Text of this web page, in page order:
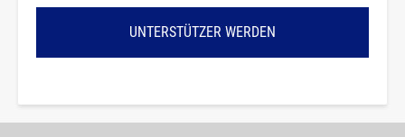
UNTERSTÜTZER WERDEN